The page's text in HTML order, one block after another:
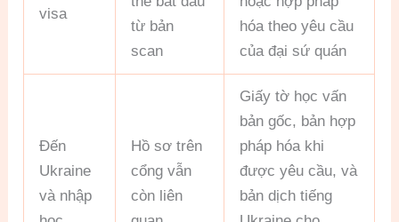
visa
từ bản
scan
hóa theo yêu cầu
của đại sứ quán
Đến
Ukraine
và nhập
Hồ sơ trên
cổng vẫn
còn liên
Giấy tờ học vấn
bản gốc, bản hợp
pháp hóa khi
được yêu cầu, và
bản dịch tiếng